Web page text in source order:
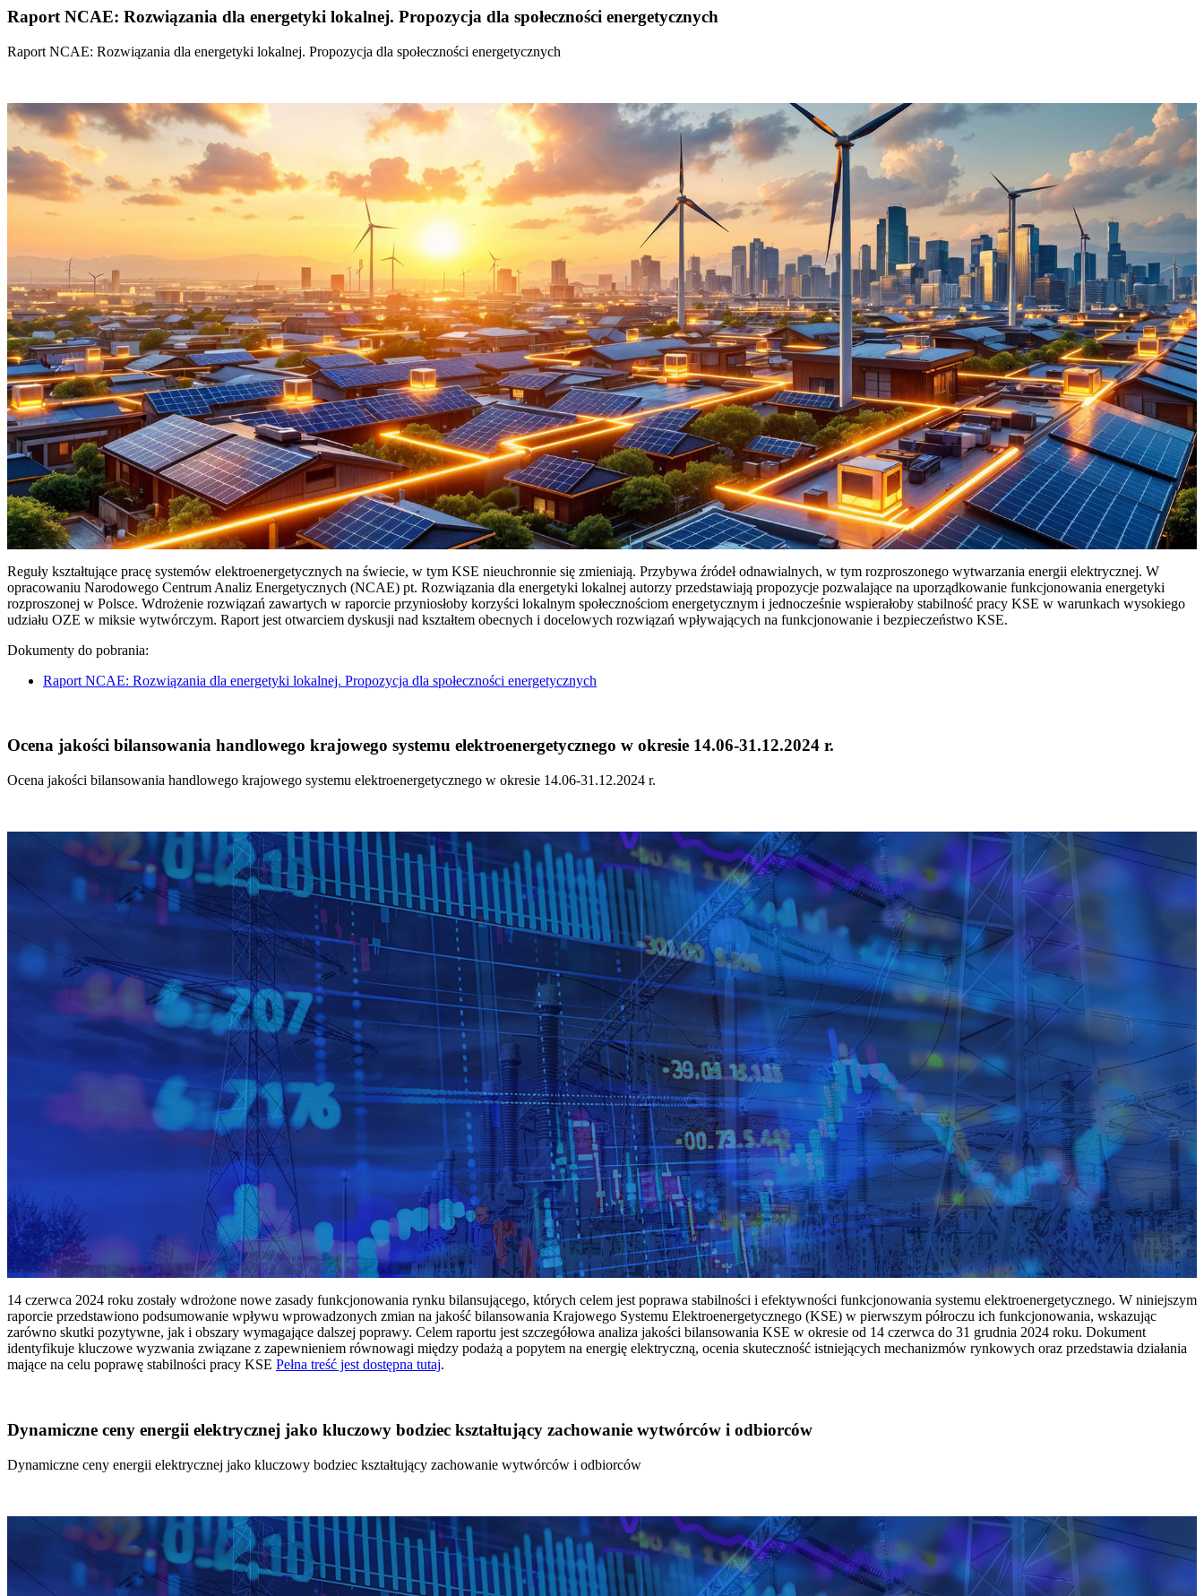
Raport NCAE: Rozwiązania dla energetyki lokalnej. Propozycja dla społeczności energetycznych
Raport NCAE: Rozwiązania dla energetyki lokalnej. Propozycja dla społeczności energetycznych
Reguły kształtujące pracę systemów elektroenergetycznych na świecie, w tym KSE nieuchronnie się zmieniają. Przybywa źródeł odnawialnych, w tym rozproszonego wytwarzania energii elektrycznej. W
opracowaniu Narodowego Centrum Analiz Energetycznych (NCAE) pt. Rozwiązania dla energetyki lokalnej autorzy przedstawiają propozycje pozwalające na uporządkowanie funkcjonowania energetyki
rozproszonej w Polsce. Wdrożenie rozwiązań zawartych w raporcie przyniosłoby korzyści lokalnym społecznościom energetycznym i jednocześnie wspierałoby stabilność pracy KSE w warunkach wysokiego
udziału OZE w miksie wytwórczym. Raport jest otwarciem dyskusji nad kształtem obecnych i docelowych rozwiązań wpływających na funkcjonowanie i bezpieczeństwo KSE.
Dokumenty do pobrania:
Raport NCAE: Rozwiązania dla energetyki lokalnej. Propozycja dla społeczności energetycznych
Ocena jakości bilansowania handlowego krajowego systemu elektroenergetycznego w okresie 14.06-31.12.2024 r.
Ocena jakości bilansowania handlowego krajowego systemu elektroenergetycznego w okresie 14.06-31.12.2024 r.
14 czerwca 2024 roku zostały wdrożone nowe zasady funkcjonowania rynku bilansującego, których celem jest poprawa stabilności i efektywności funkcjonowania systemu elektroenergetycznego. W niniejszym
raporcie przedstawiono podsumowanie wpływu wprowadzonych zmian na jakość bilansowania Krajowego Systemu Elektroenergetycznego (KSE) w pierwszym półroczu ich funkcjonowania, wskazując
zarówno skutki pozytywne, jak i obszary wymagające dalszej poprawy. Celem raportu jest szczegółowa analiza jakości bilansowania KSE w okresie od 14 czerwca do 31 grudnia 2024 roku. Dokument
identyfikuje kluczowe wyzwania związane z zapewnieniem równowagi między podażą a popytem na energię elektryczną, ocenia skuteczność istniejących mechanizmów rynkowych oraz przedstawia działania
mające na celu poprawę stabilności pracy KSE Pełna treść jest dostępna tutaj.
Dynamiczne ceny energii elektrycznej jako kluczowy bodziec kształtujący zachowanie wytwórców i odbiorców
Dynamiczne ceny energii elektrycznej jako kluczowy bodziec kształtujący zachowanie wytwórców i odbiorców